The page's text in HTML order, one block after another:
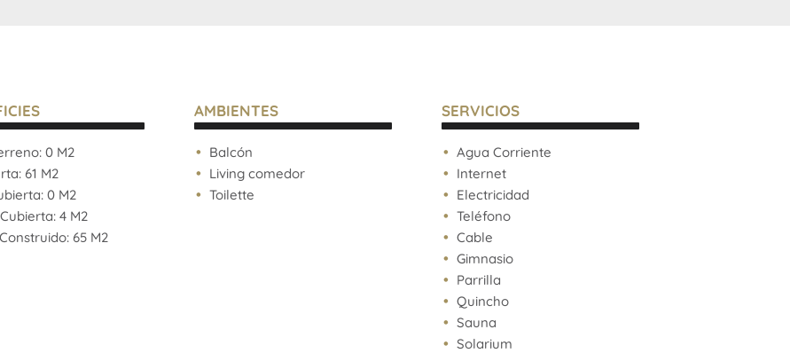
lo que añade
y familias.
valores de
este inmueble son
el propietario y pueden
este aviso por lo cual
que surgen de los las
deberá realizar
de cualquier
0 M2
61 M2
0 M2
4 M2
65 M2
AMBIENTES
Balcón
Living comedor
Toilette
SERVICIOS
Agua Corriente
Internet
Electricidad
Teléfono
Cable
Gimnasio
Parrilla
Quincho
Sauna
Solarium